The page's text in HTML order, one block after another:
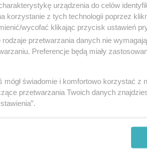
Redakcja serwisu dokłada wszelkich
odpowiedzialności wynikającej z
art. 3 ust 1 ustawy o działalności leczniczej.
urządzenia do celów
korzystanie z tych technologii poprzez
wycofać klikając przycisk ustawień
rodzaje przetwarzania danych nie
Preferencje będą miały
świadomie i komfortowo korzystać z
przetwarzania Twoich danych